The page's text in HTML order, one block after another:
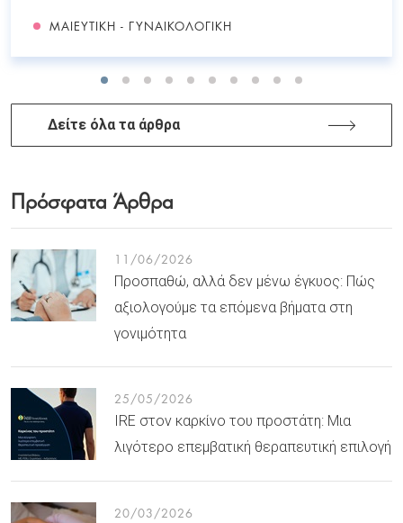
ΜΑΙΕΥΤΙΚΉ - ΓΥΝΑΙΚΟΛΟΓΙΚΉ
Δείτε όλα τα άρθρα
Πρόσφατα Άρθρα
11/06/2026
Προσπαθώ, αλλά δεν μένω έγκυος: Πώς
αξιολογούμε τα επόμενα βήματα στη
γονιμότητα
25/05/2026
IRE στον καρκίνο του προστάτη: Μια
λιγότερο επεμβατική θεραπευτική επιλογή
20/03/2026